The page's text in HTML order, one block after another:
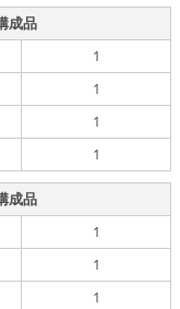
成品
1
1
1
1
成品
1
1
1